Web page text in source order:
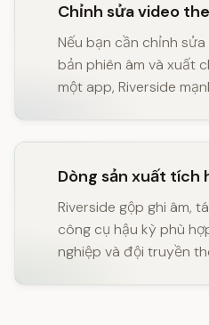
Chỉnh sửa video
Nếu bạn cần chỉnh
bản phiên âm và xuất
một app, Riverside
Dòng sản xuất tích
Riverside gộp ghi âm,
công cụ hậu kỳ phù
nghiệp và đội truyền